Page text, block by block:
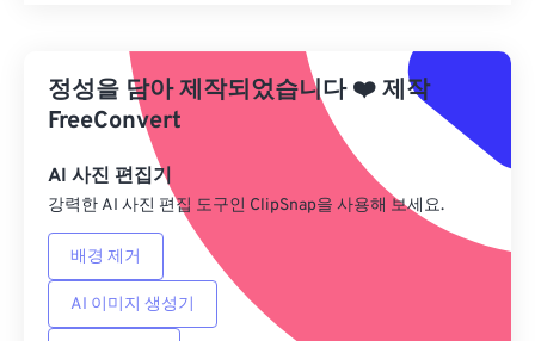
사전 설정에서 적용
사전 설정으로 저장
정성을 담아 제작되었습니다❤️제작
FreeConvert
AI 사진 편집기
강력한 AI 사진 편집 도구인 ClipSnap을 사용해 보세요.
배경 제거
AI 이미지 생성기